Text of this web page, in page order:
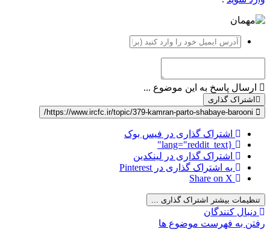
ارسال پاسخ به این موضوع ...
اشتراک گذاری
اشتراک گذاری در فیس بوک
{lang="reddit_text"
اشتراک گذاری در لینکدین
به اشتراک گذاری در Pinterest
Share on X
تنظیمات بیشتر اشتراک گذاری ...
دنبال کنندگان
رفتن به فهرست موضوع ها